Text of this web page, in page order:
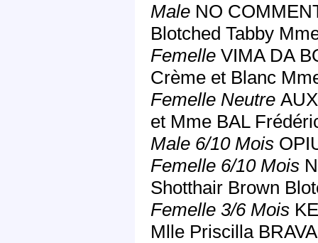
Male NO
Blotched Tabby
Femelle VIMA DA
Crème et Blanc
Femelle Neutre
et Mme BAL
Male 6/10 Mois
Femelle 6/10 Mois
Shotthair Brown
Femelle 3/6 Mois
Mlle Priscilla